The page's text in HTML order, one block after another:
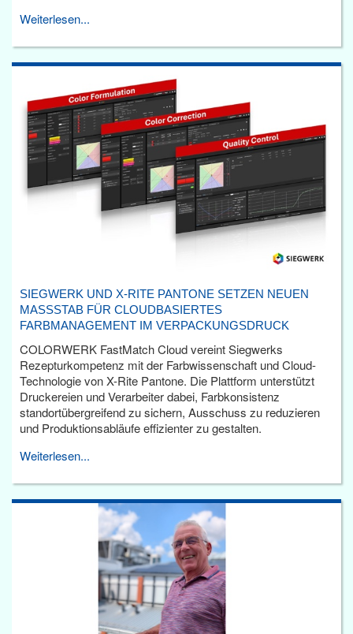
Weiterlesen...
SIEGWERK UND X-RITE PANTONE SETZEN NEUEN
MASSSTAB FÜR CLOUDBASIERTES F
ARBMANAGEMENT IM VERPACKUNGSDRUCK
COLORWERK FastMatch Cloud vereint Siegwerks
Rezepturkompetenz mit der Farbwissenschaft und Cloud-
Technologie von X-Rite Pantone. Die Plattform unterstützt
Druckereien und Verarbeiter dabei, Farbkonsistenz
standortübergreifend zu sichern, Ausschuss zu reduzieren
und Produktionsabläufe effizienter zu gestalten.
Weiterlesen...